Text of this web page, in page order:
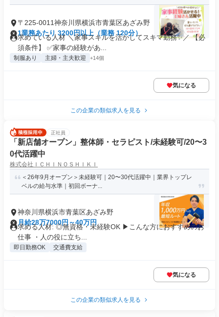
〒225-0011神奈川県横浜市青葉区あざみ野
1業務あたり 3200円以上（業務 120分）
求めている人材 ＼家事スキルを活かしてスキマ勤務✨／ 【必
須条件】 ✅家事の経験があ...
制服あり 主婦・主夫歓迎 +14個
気になる
この企業の類似求人を見る
正社員
「新店舗オープン」整体師・セラピスト/未経験可/20〜3
0代活躍中
株式会社ＩＣＨＩＮＯＳＨＩＫＩ
＜26年9月オープン＞未経験可｜20〜30代活躍中｜業界トップレ
ベルの給与水準｜初回ボーナ...
神奈川県横浜市青葉区あざみ野
月給28万7000円～40万円
求める人材: ◎無資格・未経験OK ▶︎こんな方におすすめのお
仕事 ・人の役に立ち...
即日勤務OK 交通費支給
気になる
この企業の類似求人を見る